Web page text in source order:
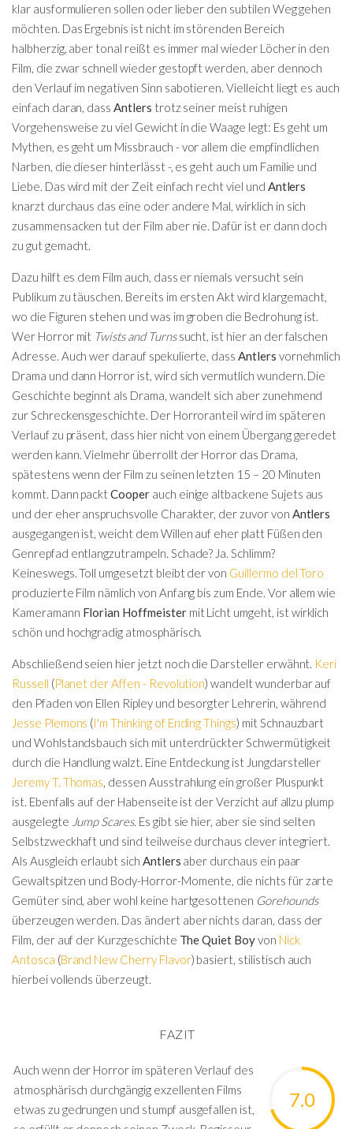
klar ausformulieren sollen oder lieber den subtilen Weg gehen
möchten. Das Ergebnis ist nicht im störenden Bereich
halbherzig, aber tonal reißt es immer mal wieder Löcher in den
Film, die zwar schnell wieder gestopft werden, aber dennoch
den Verlauf im negativen Sinn sabotieren. Vielleicht liegt es auch
einfach daran, dass Antlers trotz seiner meist ruhigen
Vorgehensweise zu viel Gewicht in die Waage legt: Es geht um
Mythen, es geht um Missbrauch - vor allem die empfindlichen
Narben, die dieser hinterlässt -, es geht auch um Familie und
Liebe. Das wird mit der Zeit einfach recht viel und Antlers
knarzt durchaus das eine oder andere Mal, wirklich in sich
zusammensacken tut der Film aber nie. Dafür ist er dann doch
zu gut gemacht.
Dazu hilft es dem Film auch, dass er niemals versucht sein
Publikum zu täuschen. Bereits im ersten Akt wird klargemacht,
wo die Figuren stehen und was im groben die Bedrohung ist.
Wer Horror mit Twists and Turnssucht, ist hier an der falschen
Adresse. Auch wer darauf spekulierte, dass Antlers vornehmlich
Drama und dann Horror ist, wird sich vermutlich wundern. Die
Geschichte beginnt als Drama, wandelt sich aber zunehmend
zur Schreckensgeschichte. Der Horroranteil wird im späteren
Verlauf zu präsent, dass hier nicht von einem Übergang geredet
werden kann. Vielmehr überrollt der Horror das Drama,
spätestens wenn der Film zu seinen letzten 15 – 20 Minuten
kommt. Dann packtCooper auch einige altbackene Sujets aus
und der eher anspruchsvolle Charakter, der zuvor von Antlers
ausgegangen ist, weicht dem Willen auf eher platt Füßen den
Genrepfad entlangzutrampeln. Schade? Ja. Schlimm?
Keineswegs. Toll umgesetzt bleibt der von Guillermo del Toro
produzierte Film nämlich von Anfang bis zum Ende. Vor allem wie
Kameramann Florian Hoffmeister mit Licht umgeht, ist wirklich
schön und hochgradig atmosphärisch.
Abschließend seien hier jetzt noch die Darsteller erwähnt. Keri
Russell (Planet der Affen - Revolution) wandelt wunderbar auf
den Pfaden von Ellen Ripley und besorgter Lehrerin, während
Jesse Plemons (I'm Thinking of Ending Things) mit Schnauzbart
und Wohlstandsbauch sich mit unterdrückter Schwermütigkeit
durch die Handlung walzt. Eine Entdeckung ist Jungdarsteller
Jeremy T. Thomas , dessen Ausstrahlung ein großer Pluspunkt
ist. Ebenfalls auf der Habenseite ist der Verzicht auf allzu plump
ausgelegte Jump Scares. Es gibt sie hier, aber sie sind selten
Selbstzweckhaft und sind teilweise durchaus clever integriert.
Als Ausgleich erlaubt sich Antlers aber durchaus ein paar
Gewaltspitzen und Body-Horror-Momente, die nichts für zarte
Gemüter sind, aber wohl keine hartgesottenen Gorehounds
überzeugen werden. Das ändert aber nichts daran, dass der
Film, der auf der Kurzgeschichte The Quiet Boyvon Nick
Antosca (Brand New Cherry Flavor) basiert, stilistisch auch
hierbei vollends überzeugt.
FAZIT
7.0
Auch wenn der Horror im späteren Verlauf des
atmosphärisch durchgängig exzellenten Films
etwas zu gedrungen und stumpf ausgefallen ist,